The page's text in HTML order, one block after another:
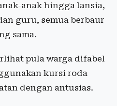
anak hingga lansia,
guru, semua berbaur
sama.
pula warga difabel
kursi roda
dengan antusias.